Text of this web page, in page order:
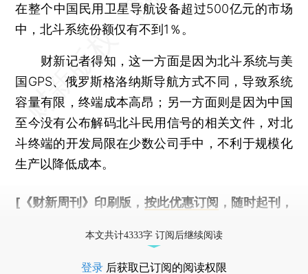
在整个中国民用卫星导航设备超过500亿元的市场
中，北斗系统份额仅有不到1％。
财新记者得知，这一方面是因为北斗系统与美
国GPS、俄罗斯格洛纳斯导航方式不同，导致系统
容量有限，终端成本高昂；另一方面则是因为中国
至今没有公布解码北斗民用信号的相关文件，对北
斗终端的开发局限在少数公司手中，不利于规模化
生产以降低成本。
[《财新周刊》印刷版， 按此优惠订阅 ，随时起刊，
本文共计4333字 订阅后继续阅读
登录 后获取已订阅的阅读权限